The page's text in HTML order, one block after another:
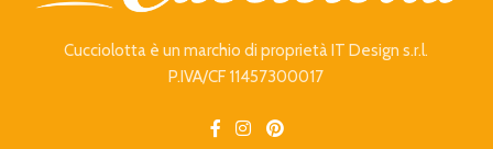
Cucciolotta è un marchio di proprietà IT Design s.r.l.
P.IVA/CF 11457300017